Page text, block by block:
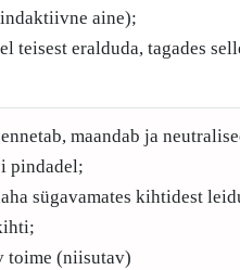
aine);
teisest eralduda, tagades
maandab ja
pindadel;
sügavamates kihtidest
toime (niisutav)